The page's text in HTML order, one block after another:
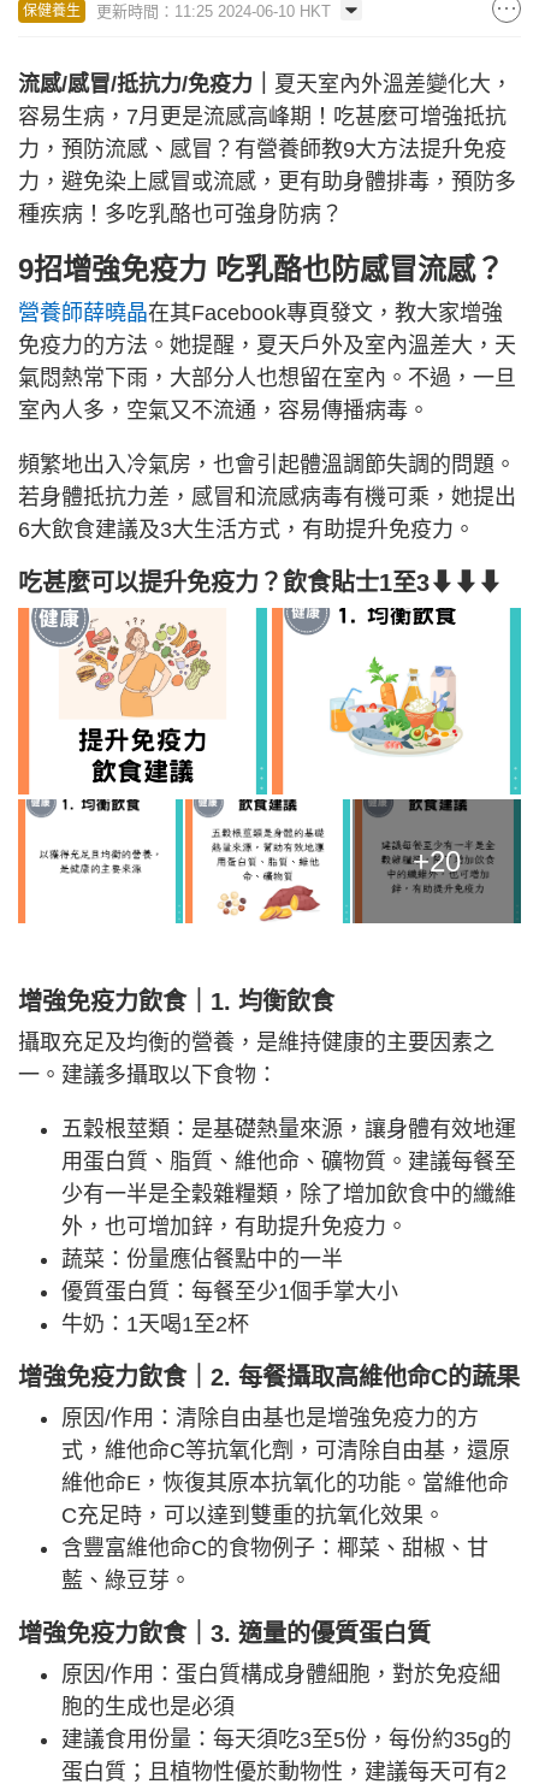
保健養生 更新時間：11:25 2024-06-10 HKT
流感/感冒/抵抗力/免疫力｜ 夏天室內外溫差變化大，
容易生病，7月更是流感高峰期！吃甚麼可增強抵抗
力，預防流感、感冒？有營養師教9大方法提升免疫
力，避免染上感冒或流感，更有助身體排毒，預防多
種疾病！多吃乳酪也可強身防病？
9招增強免疫力 吃乳酪也防感冒流感？
營養師薛曉晶在其Facebook專頁發文，教大家增強
免疫力的方法。她提醒，夏天戶外及室內溫差大，天
氣悶熱常下雨，大部分人也想留在室內。不過，一旦
室內人多，空氣又不流通，容易傳播病毒。
頻繁地出入冷氣房，也會引起體溫調節失調的問題。
若身體抵抗力差，感冒和流感病毒有機可乘，她提出
6大飲食建議及3大生活方式，有助提升免疫力。
吃甚麼可以提升免疫力？飲食貼士1至3⬇⬇⬇
+20
增強免疫力飲食｜1. 均衡飲食
攝取充足及均衡的營養，是維持健康的主要因素之
一。建議多攝取以下食物：
五穀根莖類：是基礎熱量來源，讓身體有效地運
用蛋白質、脂質、維他命、礦物質。建議每餐至
少有一半是全穀雜糧類，除了增加飲食中的纖維
外，也可增加鋅，有助提升免疫力。
蔬菜：份量應佔餐點中的一半
優質蛋白質：每餐至少1個手掌大小
牛奶：1天喝1至2杯
增強免疫力飲食｜2. 每餐攝取高維他命C的蔬果
原因/作用：清除自由基也是增強免疫力的方
式，維他命C等抗氧化劑，可清除自由基，還原
維他命E，恢復其原本抗氧化的功能。當維他命
C充足時，可以達到雙重的抗氧化效果。
含豐富維他命C的食物例子：椰菜、甜椒、甘
藍、綠豆芽。
增強免疫力飲食｜3. 適量的優質蛋白質
原因/作用：蛋白質構成身體細胞，對於免疫細
胞的生成也是必須
建議食用份量：每天須吃3至5份，每份約35g的
蛋白質；且植物性優於動物性，建議每天可有2